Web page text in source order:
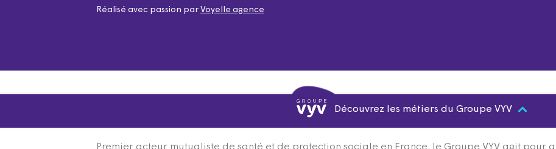
Réalisé avec passion par Voyelle agence
Découvrez les métiers du Groupe VYV